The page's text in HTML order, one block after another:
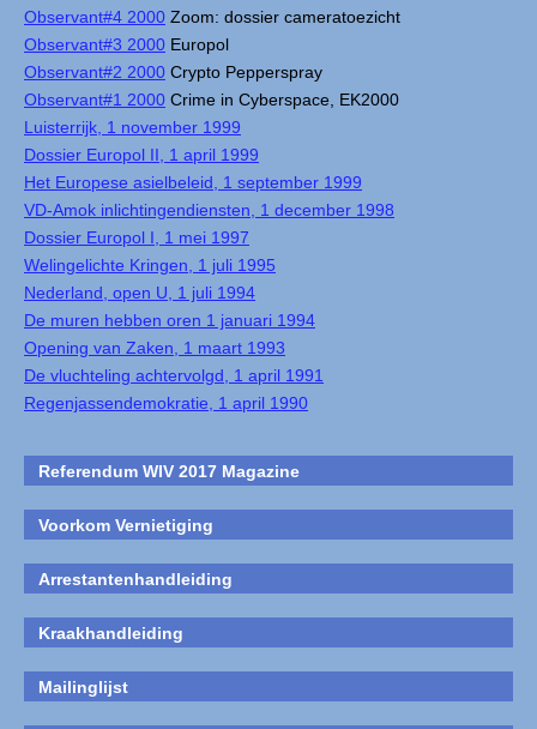
Observant#4 2000 Zoom: dossier cameratoezicht
Observant#3 2000 Europol
Observant#2 2000 Crypto Pepperspray
Observant#1 2000 Crime in Cyberspace, EK2000
Luisterrijk, 1 november 1999
Dossier Europol II, 1 april 1999
Het Europese asielbeleid, 1 september 1999
VD-Amok inlichtingendiensten, 1 december 1998
Dossier Europol I, 1 mei 1997
Welingelichte Kringen, 1 juli 1995
Nederland, open U, 1 juli 1994
De muren hebben oren 1 januari 1994
Opening van Zaken, 1 maart 1993
De vluchteling achtervolgd, 1 april 1991
Regenjassendemokratie, 1 april 1990
Referendum WIV 2017 Magazine
Voorkom Vernietiging
Arrestantenhandleiding
Kraakhandleiding
Mailinglijst